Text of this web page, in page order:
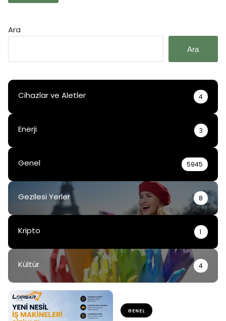
Ara
Ara
Cihazlar ve Aletler 4
Enerji 3
Genel 5945
Gezilesi Yerler 8
Kripto 1
Kültür 4
GENEL